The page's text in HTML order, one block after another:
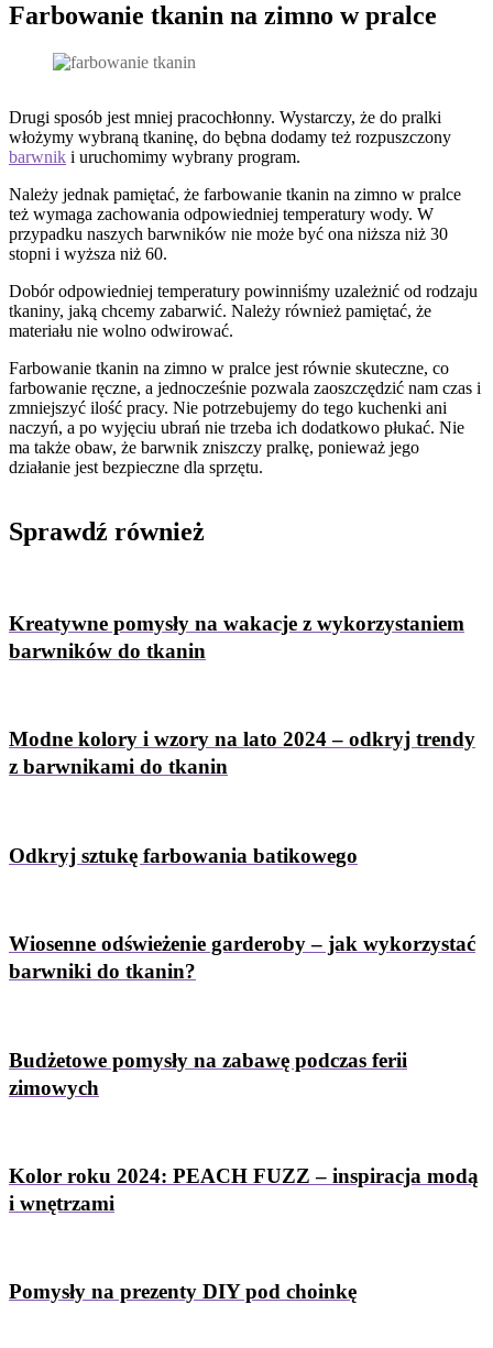
Farbowanie tkanin na zimno w pralce
Drugi sposób jest mniej pracochłonny. Wystarczy, że do pralki
włożymy wybraną tkaninę, do bębna dodamy też rozpuszczony
barwnik i uruchomimy wybrany program.
Należy jednak pamiętać, że farbowanie tkanin na zimno w pralce
też wymaga zachowania odpowiedniej temperatury wody. W
przypadku naszych barwników nie może być ona niższa niż 30
stopni i wyższa niż 60.
Dobór odpowiedniej temperatury powinniśmy uzależnić od rodzaju
tkaniny, jaką chcemy zabarwić. Należy również pamiętać, że
materiału nie wolno odwirować.
Farbowanie tkanin na zimno w pralce jest równie skuteczne, co
farbowanie ręczne, a jednocześnie pozwala zaoszczędzić nam czas i
zmniejszyć ilość pracy. Nie potrzebujemy do tego kuchenki ani
naczyń, a po wyjęciu ubrań nie trzeba ich dodatkowo płukać. Nie
ma także obaw, że barwnik zniszczy pralkę, ponieważ jego
działanie jest bezpieczne dla sprzętu.
Sprawdź również
Kreatywne pomysły na wakacje z wykorzystaniem
barwników do tkanin
Modne kolory i wzory na lato 2024 – odkryj trendy
z barwnikami do tkanin
Odkryj sztukę farbowania batikowego
Wiosenne odświeżenie garderoby – jak wykorzystać
barwniki do tkanin?
Budżetowe pomysły na zabawę podczas ferii
zimowych
Kolor roku 2024: PEACH FUZZ – inspiracja modą
i wnętrzami
Pomysły na prezenty DIY pod choinkę